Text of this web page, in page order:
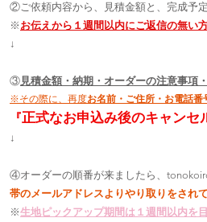
②ご依頼内容から、見積金額と、完成予
​※ お伝えから１週間以内にご返信の無い
↓
③見積金額・納期・オーダーの注意事項
※その際に、再度お名前・ご住所・お電話
『正式なお申込み後のキャンセ
↓
④オーダーの順番が来ましたら、
帯のメールアドレスよりやり取りをされ
※生地ピックアップ期間は１週間以内を